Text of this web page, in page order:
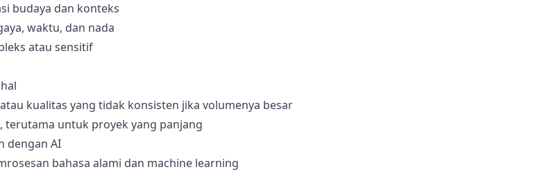
budaya dan konteks
waktu, dan nada
atau sensitif
kualitas yang tidak konsisten jika volumenya besar
terutama untuk proyek yang panjang
dengan AI
bahasa alami dan machine learning